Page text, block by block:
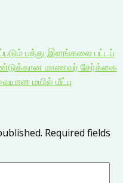
பத்து இளங்கலை பட்டப்
மாணவர் சேர்க்கை
மயில் மீட்பு
Required fields